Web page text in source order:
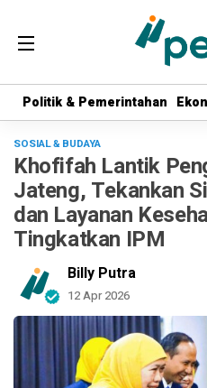
Politik & Pemerintahan
Politik & Pemerintahan
SOSIAL & BUDAYA
Khofifah Lantik
Jateng, Tekankan
dan Layanan
Tingkatkan IPM
Billy Putra
12 Apr 2026